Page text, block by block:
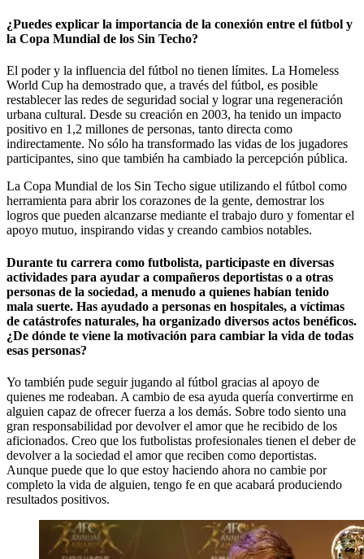
¿Puedes explicar la importancia de la conexión entre el fútbol y
la Copa Mundial de los Sin Techo?
El poder y la influencia del fútbol no tienen límites. La Homeless
World Cup ha demostrado que, a través del fútbol, es posible
restablecer las redes de seguridad social y lograr una regeneración
urbana cultural. Desde su creación en 2003, ha tenido un impacto
positivo en 1,2 millones de personas, tanto directa como
indirectamente. No sólo ha transformado las vidas de los jugadores
participantes, sino que también ha cambiado la percepción pública.
La Copa Mundial de los Sin Techo sigue utilizando el fútbol como
herramienta para abrir los corazones de la gente, demostrar los
logros que pueden alcanzarse mediante el trabajo duro y fomentar el
apoyo mutuo, inspirando vidas y creando cambios notables.
Durante tu carrera como futbolista, participaste en diversas
actividades para ayudar a compañeros deportistas o a otras
personas de la sociedad, a menudo a quienes habían tenido
mala suerte. Has ayudado a personas en hospitales, a víctimas
de catástrofes naturales, ha organizado diversos actos benéficos.
¿De dónde te viene la motivación para cambiar la vida de todas
esas personas?
Yo también pude seguir jugando al fútbol gracias al apoyo de
quienes me rodeaban. A cambio de esa ayuda quería convertirme en
alguien capaz de ofrecer fuerza a los demás. Sobre todo siento una
gran responsabilidad por devolver el amor que he recibido de los
aficionados. Creo que los futbolistas profesionales tienen el deber de
devolver a la sociedad el amor que reciben como deportistas.
Aunque puede que lo que estoy haciendo ahora no cambie por
completo la vida de alguien, tengo fe en que acabará produciendo
resultados positivos.